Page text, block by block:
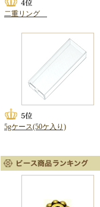
二重リング
5gケース(50ケ入り)